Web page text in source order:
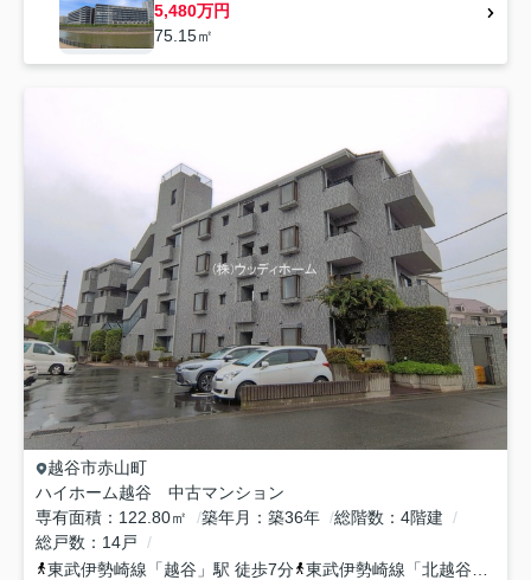
5,480万円
75.15㎡
越谷市赤山町
ハイホーム越谷 中古マンション
専有面積
122.80㎡ 築年月 築36年 総階数
4階建
総戸数
14戸
東武伊勢崎線 「越谷 」駅 徒歩7分 東武伊勢崎線 「北越谷